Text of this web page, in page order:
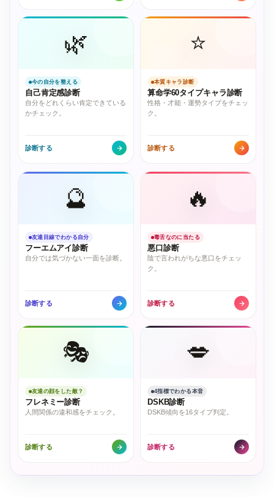
🌿
今の自分を整える
自己肯定感診断
自分をどれくらい肯定できている
かチェック。
診断する
⭐
本質キャラ診断
算命学60タイプキャラ診断
性格・才能・運勢タイプをチェッ
ク。
診断する
🔮
友達目線でわかる自分
フーエムアイ診断
自分では気づかない一面を診断。
診断する
🔥
毒舌なのに当たる
悪口診断
陰で言われがちな悪口をチェッ
ク。
診断する
🎭
友達の顔をした敵？
フレネミー診断
人間関係の違和感をチェック。
診断する
💋
4指標でわかる本音
DSKB診断
DSKB傾向を16タイプ判定。
診断する